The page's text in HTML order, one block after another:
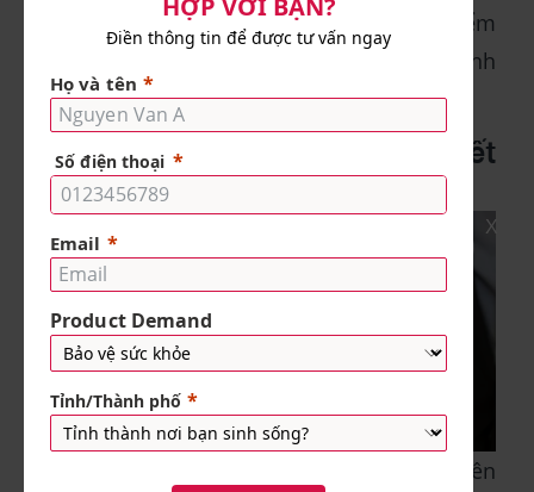
đóng hộ để tránh rủi ro Công ty Bảo hiểm
không nhận được thanh toán hoặc thanh
toán nhầm.
Một số thuật ngữ khác cần biết
khi mua bảo hiểm nhân thọ
Bên cạnh FYP trong bảo hiểm, bạn cũng nên
X